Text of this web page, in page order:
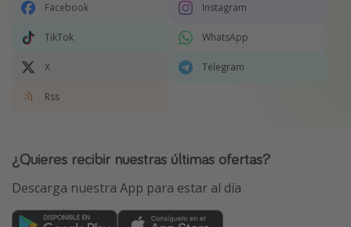
Facebook Instagram
TikTok WhatsApp
X Telegram
Rss
¿Quieres recibir nuestras últimas ofertas?
Descarga nuestra App para estar al día